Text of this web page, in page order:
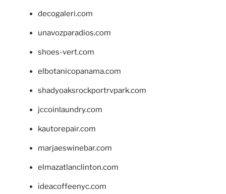
decogaleri.com
unavozparadios.com
shoes-vert.com
elbotanicopanama.com
shadyoaksrockportrvpark.com
jccoinlaundry.com
kautorepair.com
marjaeswinebar.com
elmazatlanclinton.com
ideacoffeenyc.com